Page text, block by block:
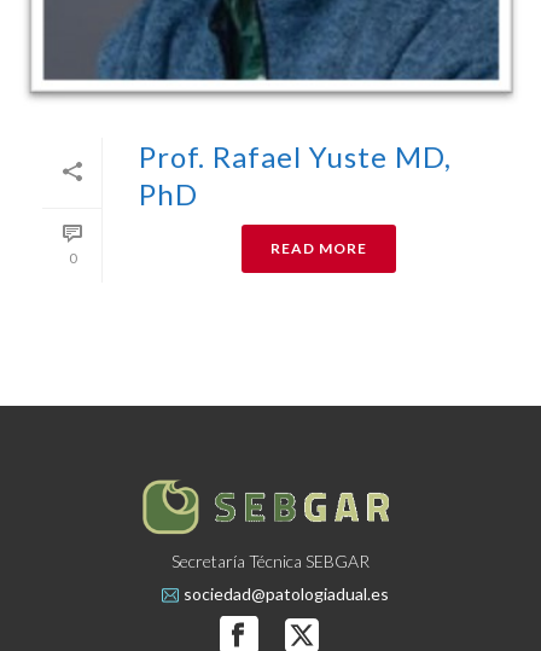
0
Prof. Rafael Yuste MD,
PhD
READ MORE
Secretaría Técnica SEBGAR
sociedad@patologiadual.es